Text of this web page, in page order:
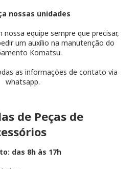
nossas unidades
equipe sempre que precisar,
um auxílio na manutenção do
Komatsu.
as informações de contato via
whatsapp.
de Peças de
das 8h às 17h